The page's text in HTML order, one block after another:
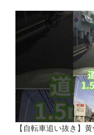
【自転車追い抜き】